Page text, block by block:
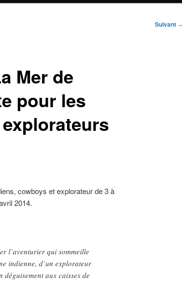
Suivant
Mer de
pour les
cowboys et explorateur de 3 à
2014.
l’aventurier qui sommeille
indienne, d’un explorateur
aux caisses de